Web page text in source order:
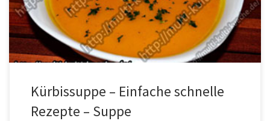
Topf geben und das Gemüse darin anschwitzen. Nun ca. 1 Liter
Wasser dazugeben und […]
Kürbissuppe – Einfache schnelle
Rezepte – Suppe